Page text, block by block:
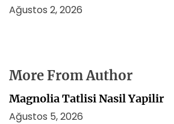
Ağustos 2, 2026
More From Author
Magnolia Tatlisi Nasil Yapilir
Ağustos 5, 2026